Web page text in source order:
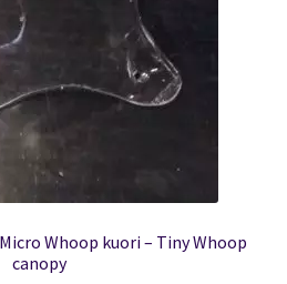
Whoop kuori – Tiny Whoop
canopy